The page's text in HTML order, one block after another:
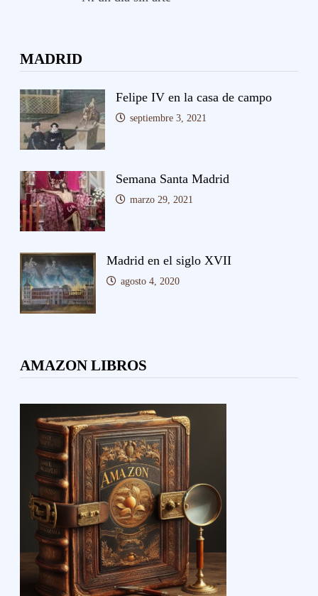
MADRID
Felipe IV en la casa de campo
septiembre 3, 2021
Semana Santa Madrid
marzo 29, 2021
Madrid en el siglo XVII
agosto 4, 2020
AMAZON LIBROS